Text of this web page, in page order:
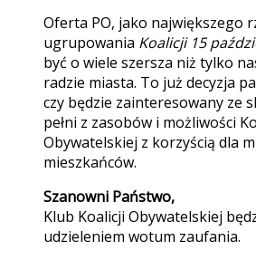
Oferta PO, jako największego
ugrupowania Koalicji 15
być o wiele szersza niż tylko
radzie miasta. To już decyzja
czy będzie zainteresowany ze
pełni z zasobów i możliwości
Obywatelskiej z korzyścią dla
mieszkańców.
Szanowni Państwo,
Klub Koalicji Obywatelskiej
udzieleniem wotum zaufania.